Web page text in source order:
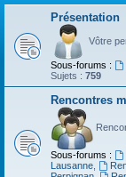
Présentation
Vôtre
Sous-forums :
Sujets : 759
Rencontres
Sous-forums :
Lausanne